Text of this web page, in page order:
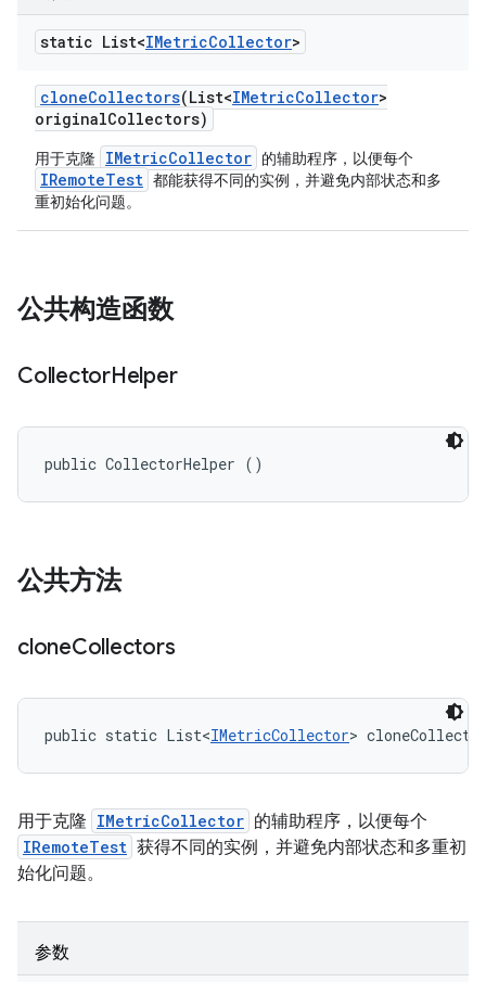
static List<IMetricCollector>
cloneCollectors(List<IMetricCollector>
originalCollectors)
用于克隆 IMetricCollector 的辅助程序，以便每个
IRemoteTest 都能获得不同的实例，并避免内部状态和多
重初始化问题。
公共构造函数
CollectorHelper
public CollectorHelper ()
公共方法
cloneCollectors
public static List<IMetricCollector>
用于克隆 IMetricCollector 的辅助程序，以便每个
IRemoteTest 获得不同的实例，并避免内部状态和多重初
始化问题。
参数